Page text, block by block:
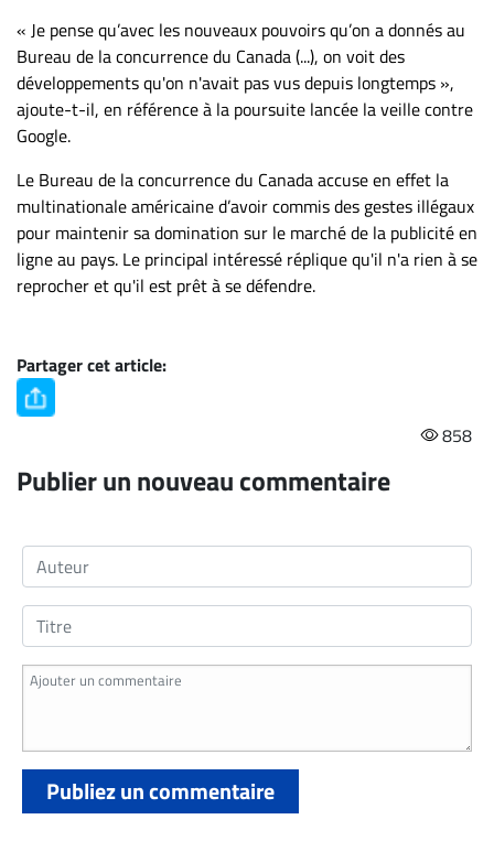
« Je pense qu’avec les nouveaux pouvoirs qu’on a donnés au
Bureau de la concurrence du Canada (...), on voit des
développements qu'on n'avait pas vus depuis longtemps »,
ajoute-t-il, en référence à la poursuite lancée la veille contre
Google.
Le Bureau de la concurrence du Canada accuse en effet la
multinationale américaine d’avoir commis des gestes illégaux
pour maintenir sa domination sur le marché de la publicité en
ligne au pays. Le principal intéressé réplique qu'il n'a rien à se
reprocher et qu'il est prêt à se défendre.
Partager cet article:
858
Publier un nouveau commentaire
Publiez un commentaire